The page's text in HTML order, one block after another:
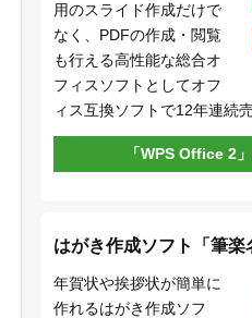
用のスライド作成だけで
なく、PDFの作成・閲覧
も行える高性能な総合オ
フィスソフトとしてオフ
ィス互換ソフトで12年連続
「WPS Office 2
はがき作成ソフト「筆楽
年賀状や挨拶状が簡単に
作れるはがき作成ソフ